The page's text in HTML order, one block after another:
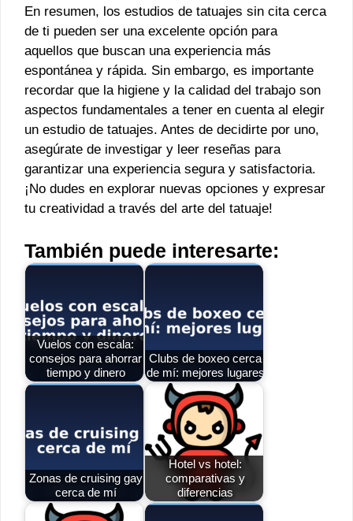
En resumen, los estudios de tatuajes sin cita cerca
de ti pueden ser una excelente opción para
aquellos que buscan una experiencia más
espontánea y rápida. Sin embargo, es importante
recordar que la higiene y la calidad del trabajo son
aspectos fundamentales a tener en cuenta al elegir
un estudio de tatuajes. Antes de decidirte por uno,
asegúrate de investigar y leer reseñas para
garantizar una experiencia segura y satisfactoria.
¡No dudes en explorar nuevas opciones y expresar
tu creatividad a través del arte del tatuaje!
También puede interesarte:
Vuelos con escala:
consejos para ahorrar
tiempo y dinero
Clubs de boxeo cerca
de mí: mejores lugares
Zonas de cruising gay
cerca de mí
Hotel vs hotel:
comparativas y
diferencias